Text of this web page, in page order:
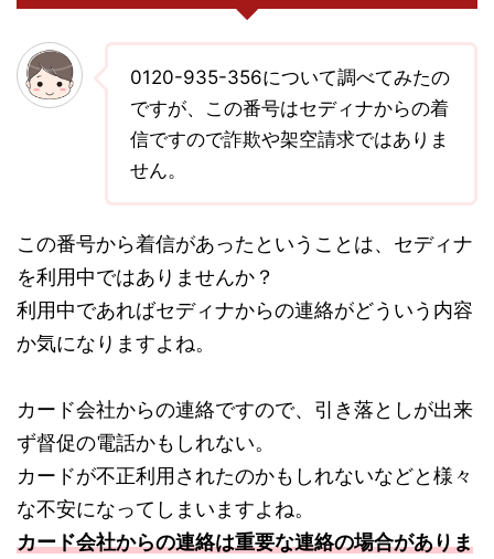
0120-935-356について調べてみたの
ですが、この番号はセディナからの着
信ですので詐欺や架空請求ではありま
せん。
この番号から着信があったということは、セディナ
を利用中ではありませんか？
利用中であればセディナからの連絡がどういう内容
か気になりますよね。
カード会社からの連絡ですので、引き落としが出来
ず督促の電話かもしれない。
カードが不正利用されたのかもしれないなどと様々
な不安になってしまいますよね。
カード会社からの連絡は重要な連絡の場合がありま